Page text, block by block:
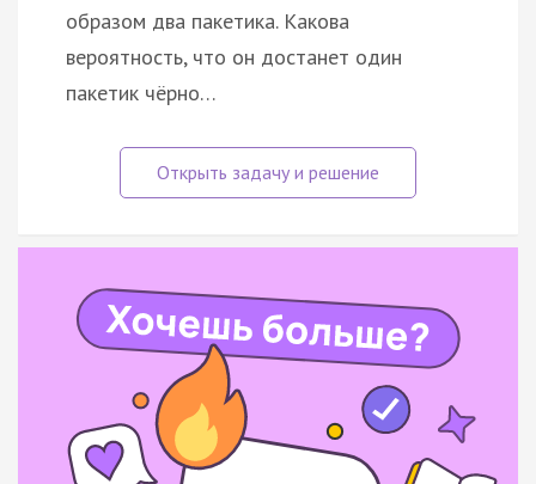
образом два пакетика. Какова
вероятность, что он достанет один
пакетик чёрно…